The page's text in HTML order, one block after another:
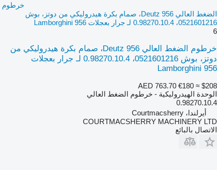
خرطوم
الضغط العالي Deutz 956، صمام بكرة هيدروليكي من دوتز، بوش
0521601216، 0.98270.10.4 لـ جرار بعجلات Lamborghini 956
6
خرطوم الضغط العالي Deutz 956، صمام بكرة هيدروليكي من
دوتز، بوش 0521601216، 0.98270.10.4 لـ جرار بعجلات
Lamborghini 956
AED 763.70 €180 ≈ $208
الوحدة الهيدروليكية - خرطوم الضغط العالي
0.98270.10.4
أيرلندا، Courtmacsherry
COURTMACSHERRY MACHINERY LTD
الاتصال بالبائع